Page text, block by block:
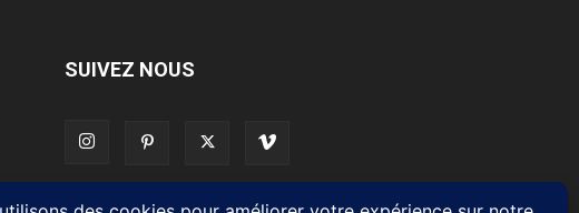
SUIVEZ NOUS